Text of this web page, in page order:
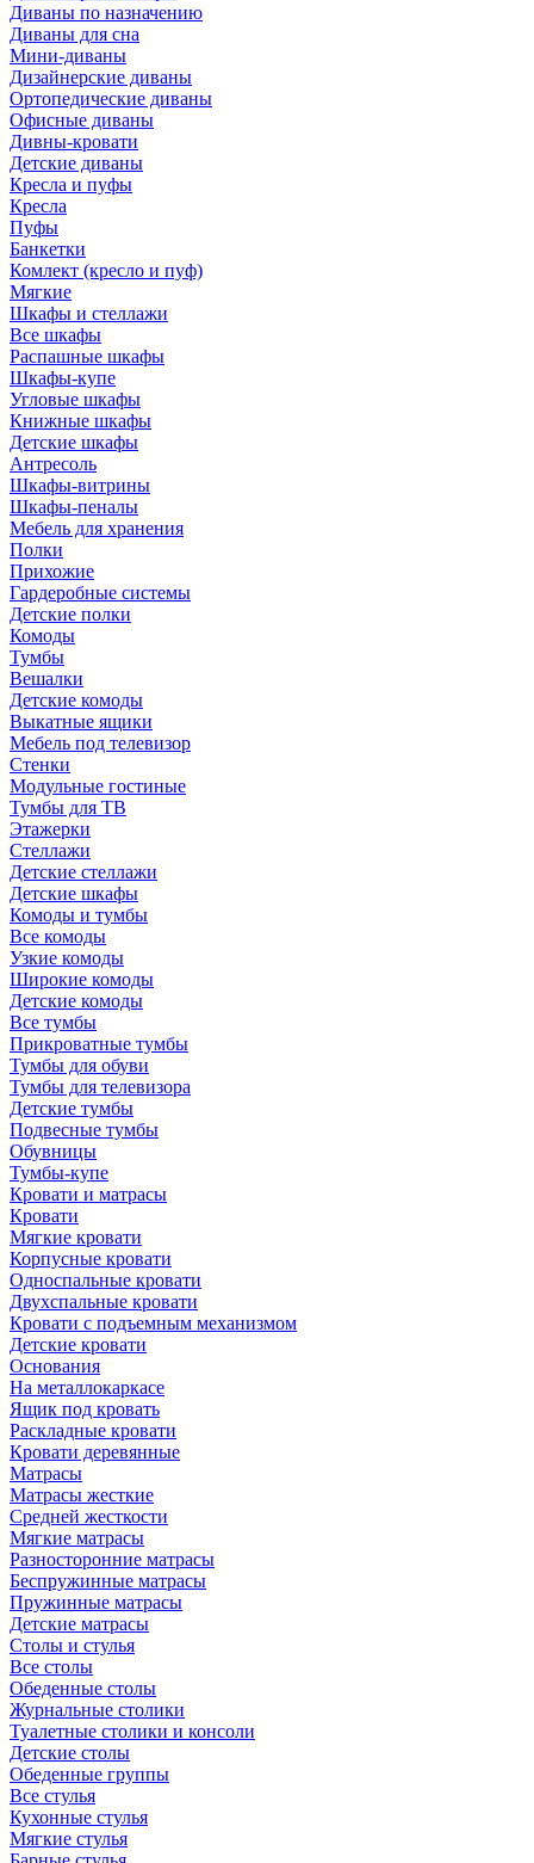
Диваны по назначению
Диваны для сна
Мини-диваны
Дизайнерские диваны
Ортопедические диваны
Офисные диваны
Дивны-кровати
Детские диваны
Кресла и пуфы
Кресла
Пуфы
Банкетки
Комлект (кресло и пуф)
Мягкие
Шкафы и стеллажи
Все шкафы
Распашные шкафы
Шкафы-купе
Угловые шкафы
Книжные шкафы
Детские шкафы
Антресоль
Шкафы-витрины
Шкафы-пеналы
Мебель для хранения
Полки
Прихожие
Гардеробные системы
Детские полки
Комоды
Тумбы
Вешалки
Детские комоды
Выкатные ящики
Мебель под телевизор
Стенки
Модульные гостиные
Тумбы для ТВ
Этажерки
Стеллажи
Детские стеллажи
Детские шкафы
Комоды и тумбы
Все комоды
Узкие комоды
Широкие комоды
Детские комоды
Все тумбы
Прикроватные тумбы
Тумбы для обуви
Тумбы для телевизора
Детские тумбы
Подвесные тумбы
Обувницы
Тумбы-купе
Кровати и матрасы
Кровати
Мягкие кровати
Корпусные кровати
Односпальные кровати
Двухспальные кровати
Кровати с подъемным механизмом
Детские кровати
Основания
На металлокаркасе
Ящик под кровать
Раскладные кровати
Кровати деревянные
Матрасы
Матрасы жесткие
Средней жесткости
Мягкие матрасы
Разносторонние матрасы
Беспружинные матрасы
Пружинные матрасы
Детские матрасы
Столы и стулья
Все столы
Обеденные столы
Журнальные столики
Туалетные столики и консоли
Детские столы
Обеденные группы
Все стулья
Кухонные стулья
Мягкие стулья